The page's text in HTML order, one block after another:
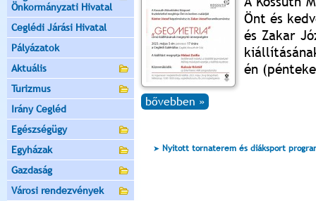
Önkormányzati Hivatal
Ceglédi Járási Hivatal
Pályázatok
Aktuális
Turizmus
Irány Cegléd
Egészségügy
Egyházak
Gazdaság
Városi rendezvények
Önt és
és Zakar
én
bővebben »
Nyitott tornaterem és diáksport